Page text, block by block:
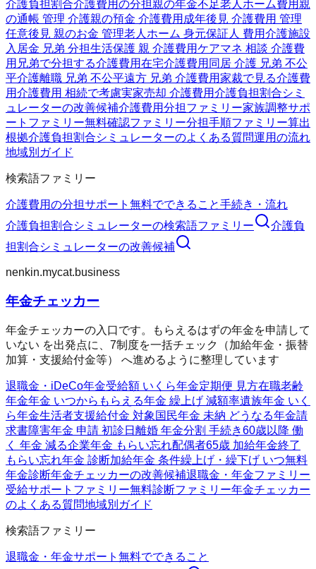
介護負担割合介護費用の分担親の年金不足老人ホーム費用 親
の通帳 管理 介護親の預金 介護費用 成年後見 介護費用 管理
任意後見 親のお金 管理老人ホーム 身元保証人 費用介護施設
入居金 兄弟 分担生活保護 親 介護費用ケアマネ 相談 介護費
用 兄弟で分担する介護費用在宅介護費用 同居 介護 兄弟 不公
平介護離職 兄弟 不公平遠方 兄弟 介護費用家裁で見る介護費
用介護費用 相続で考慮実家売却 介護費用介護負担割合シミ
ュレーターの改善候補介護費用分担ファミリー家族調整サポ
ートファミリー無料確認ファミリー分担手順ファミリー算出
根拠介護負担割合シミュレーターのよくある質問運用の流れ
地域別ガイド
検索語ファミリー
介護費用の分担サポート 無料でできること手続き・流れ
介護負担割合シミュレーターの検索語ファミリー
介護負
担割合シミュレーターの改善候補
nenkin.mycat.business
年金チェッカー
年金チェッカーの入口です。もらえるはずの年金を申請して
いない を出発点に、7制度を一括チェック（加給年金・振替
加算・支援給付金等） へ進めるように整理しています
退職金・iDeCo年金受給額 いくら年金定期便 見方在職老齢
年金年金 いつからもらえる年金 繰上げ 減額率遺族年金 いく
ら年金生活者支援給付金 対象 国民年金 未納 どうなる年金請
求書障害年金 申請 初診日 離婚 年金分割 手続き60歳以降 働
く 年金 減る企業年金 もらい忘れ配偶者65歳 加給年金終了
もらい忘れ年金 診断加給年金 条件繰上げ・繰下げ いつ無料
年金診断年金チェッカーの改善候補退職金・年金ファミリー
受給サポートファミリー無料診断ファミリー年金チェッカー
のよくある質問地域別ガイド
検索語ファミリー
退職金・年金サポート 無料でできること